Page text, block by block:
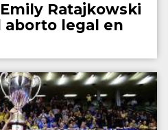
Ratajkowski
aborto legal en